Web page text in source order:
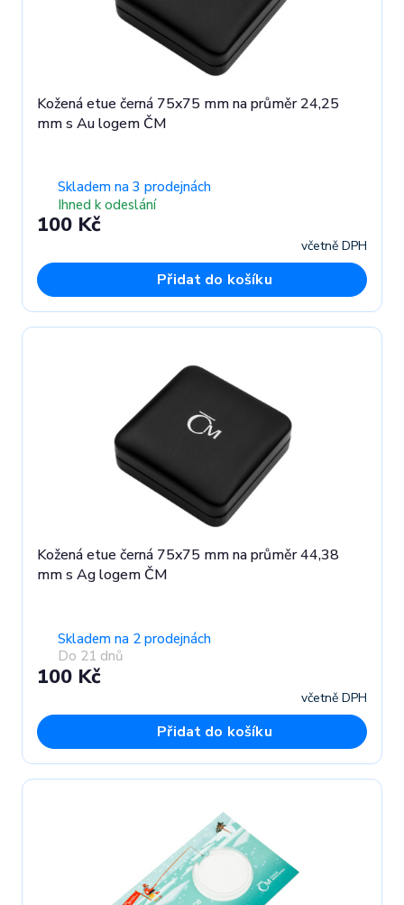
Kožená etue černá 75x75 mm na průměr 24,25
mm s Au logem ČM
Skladem na 3 prodejnách
Ihned k odeslání
100 Kč
včetně DPH
Přidat do košíku
Kožená etue černá 75x75 mm na průměr 44,38
mm s Ag logem ČM
Skladem na 2 prodejnách
Do 21 dnů
100 Kč
včetně DPH
Přidat do košíku